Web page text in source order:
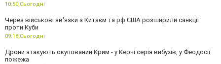
10:50,Сьогодні
Через військові зв'язки з Китаєм та рф США розширили санкції
проти Куби
09:18,Сьогодні
Дрони атакують окупований Крим - у Керчі серія вибухів, у Феодосії
пожежа